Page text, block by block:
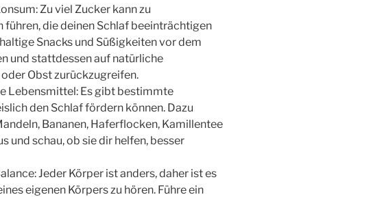
Zu viel Zucker kann zu
die deinen Schlaf beeinträchtigen
Snacks und Süßigkeiten vor dem
und stattdessen auf natürliche
Obst zurückzugreifen.
Lebensmittel: Es gibt bestimmte
den Schlaf fördern können. Dazu
Bananen, Haferflocken, Kamillentee
und schau, ob sie dir helfen, besser
Jeder Körper ist anders, daher ist es
eigenen Körpers zu hören. Führe ein